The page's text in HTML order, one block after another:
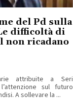
del Pd sulla
difficoltà di
non ricadano
attribuite a Seri
sul futuro
A sollevare la ...